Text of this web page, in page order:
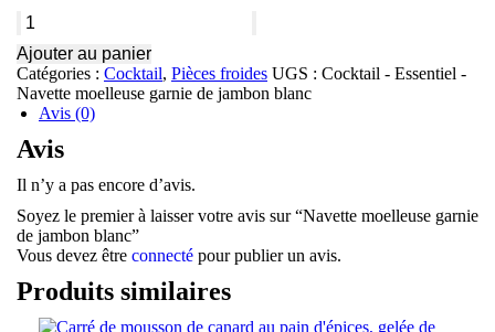
Ajouter au panier
Catégories : Cocktail, Pièces froides UGS : Cocktail - Essentiel -
Navette moelleuse garnie de jambon blanc
Avis (0)
Avis
Il n’y a pas encore d’avis.
Soyez le premier à laisser votre avis sur “Navette moelleuse garnie
de jambon blanc”
Vous devez être connecté pour publier un avis.
Produits similaires